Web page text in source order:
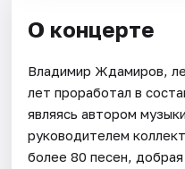
О концерте
Владимир Ждамиров,
лет проработал в
являясь автором
руководителем
более 80 песен,